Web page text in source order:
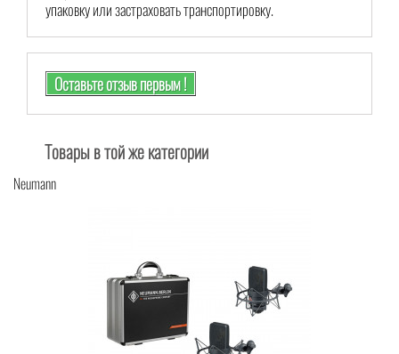
упаковку или застраховать транспортировку.
Оставьте отзыв первым !
Товары в той же категории
Neumann